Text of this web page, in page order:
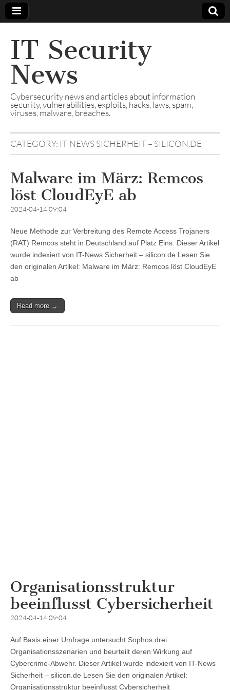
IT Security
News
Cybersecurity news and articles about information
security, vulnerabilities, exploits, hacks, laws, spam,
viruses, malware, breaches.
CATEGORY: IT-NEWS SICHERHEIT – SILICON.DE
Malware im März: Remcos
löst CloudEyE ab
2024-04-14 09:04
Neue Methode zur Verbreitung des Remote Access Trojaners
(RAT) Remcos steht in Deutschland auf Platz Eins. Dieser Artikel
wurde indexiert von IT-News Sicherheit – silicon.de Lesen Sie
den originalen Artikel: Malware im März: Remcos löst CloudEyE
ab
Read more →
Organisationsstruktur
beeinflusst Cybersicherheit
2024-04-14 09:04
Auf Basis einer Umfrage untersucht Sophos drei
Organisationsszenarien und beurteilt deren Wirkung auf
Cybercrime-Abwehr. Dieser Artikel wurde indexiert von IT-News
Sicherheit – silicon.de Lesen Sie den originalen Artikel:
Organisationsstruktur beeinflusst Cybersicherheit